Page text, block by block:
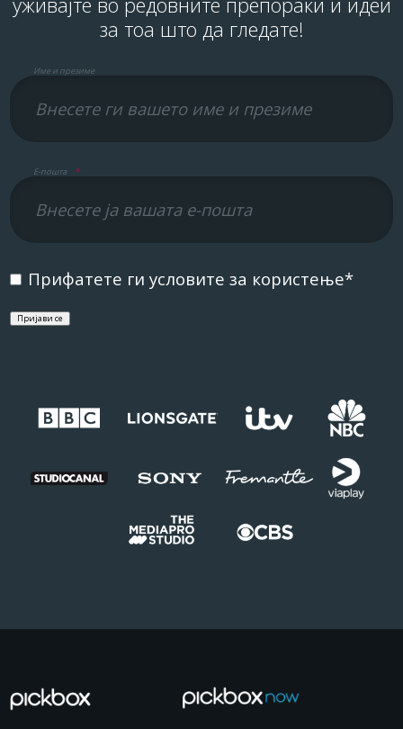
за тоа што да гледате!
Име и презиме
Е-пошта *
Прифатете ги условите за користење*
Пријави се